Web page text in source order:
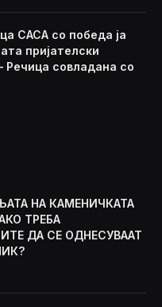
САСА со победа ја
пријателски
Речица совладана со
НА КАМЕНИЧКАТА
ТРЕБА
ДА СЕ ОДНЕСУВААТ